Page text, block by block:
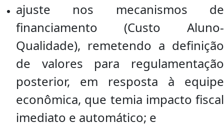
ajuste nos mecanismos de
financiamento (Custo Aluno-
Qualidade), remetendo a definição
de valores para regulamentação
posterior, em resposta à equipe
econômica, que temia impacto fiscal
imediato e automático; e